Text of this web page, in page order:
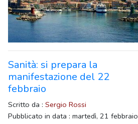
Sanità: si prepara la
manifestazione del 22
febbraio
Scritto da : Sergio Rossi
Pubblicato in data : martedì, 21 febbraio